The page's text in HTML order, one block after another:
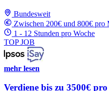
Bundesweit
Zwischen 200€ und 800€ pro
1 - 12 Stunden pro Woche
TOP JOB
mehr lesen
Verdiene bis zu 3500€